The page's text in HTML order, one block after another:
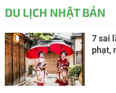
DU LỊCH NHẬT BẢN
7 sai
phạt,